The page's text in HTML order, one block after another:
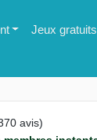
Jeux gratuits
avis)